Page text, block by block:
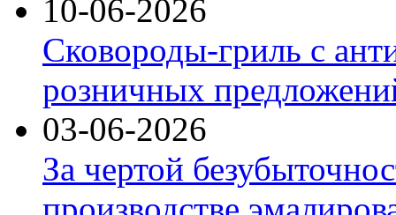
10-06-2026
Сковороды-гриль с
розничных
03-06-2026
За чертой